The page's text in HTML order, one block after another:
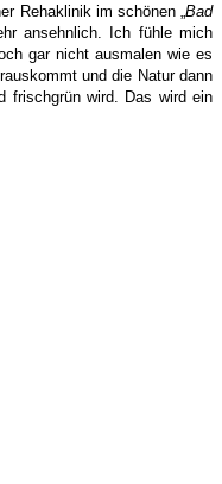
Rehaklinik im schönen „ Bad
ansehnlich. Ich fühle mich
gar nicht ausmalen wie es
und die Natur dann
frischgrün wird. Das wird ein